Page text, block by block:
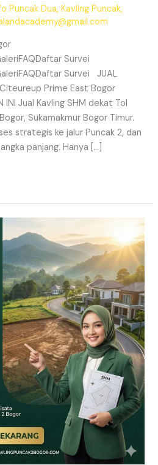
Puncak Dua,Kavling Puncak,
Survei
Survei JUAL
Prime East Bogor
INI Jual Kavling SHM dekat Tol
Sukamakmur Bogor Timur.
strategis ke jalur Puncak 2, dan
panjang. Hanya […]